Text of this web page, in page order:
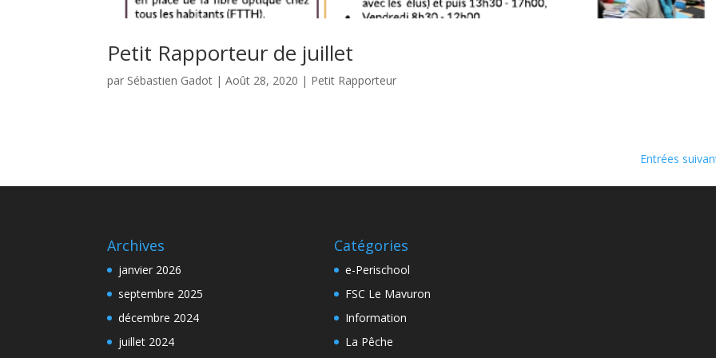
Petit Rapporteur de juillet
par Sébastien Gadot |Août 28, 2020 | Petit Rapporteur
Entrées
Archives
janvier 2026
septembre 2025
décembre 2024
juillet 2024
Catégories
e-Perischool
FSC Le Mavuron
Information
La Pêche